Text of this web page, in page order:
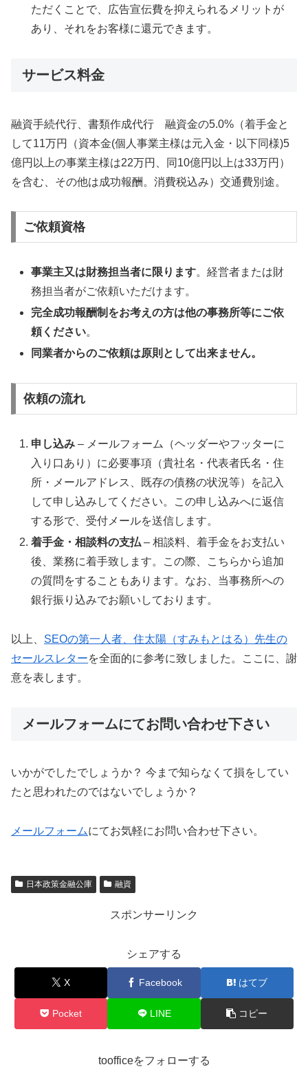
ただくことで、広告宣伝費を抑えられるメリットが
あり、それをお客様に還元できます。
サービス料金
融資手続代行、書類作成代行 融資金の5.0%（着手金と
して11万円（資本金(個人事業主様は元入金・以下同様)5
億円以上の事業主様は22万円、同10億円以上は33万円）
を含む、その他は成功報酬。消費税込み）交通費別途。
ご依頼資格
事業主又は財務担当者に限ります。経営者または財
務担当者がご依頼いただけます。
完全成功報酬制をお考えの方は他の事務所等にご依
頼ください。
同業者からのご依頼は原則として出来ません。
依頼の流れ
申し込み – メールフォーム（ヘッダーやフッターに
入り口あり）に必要事項（貴社名・代表者氏名・住
所・メールアドレス、既存の債務の状況等）を記入
して申し込みしてください。この申し込みへに返信
する形で、受付メールを送信します。
着手金・相談料の支払 – 相談料、着手金をお支払い
後、業務に着手致します。この際、こちらから追加
の質問をすることもあります。なお、当事務所への
銀行振り込みでお願いしております。
以上、 SEOの第一人者、住太陽（すみもとはる）先生の
セールスレターを全面的に参考に致しました。ここに、謝
意を表します。
メールフォームにてお問い合わせ下さい
いかがでしたでしょうか？ 今まで知らなくて損をしてい
たと思われたのではないでしょうか？
メールフォームにてお気軽にお問い合わせ下さい。
日本政策金融公庫 融資
スポンサーリンク
シェアする
X Facebook はてブ
Pocket LINE コピー
toofficeをフォローする